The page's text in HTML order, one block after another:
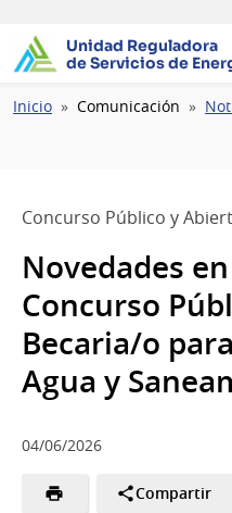
Unidad Reguladora
de Servicios de
Ruta
Inicio Comunicación
Concurso Público y
Novedades
Concurso
Becaria/o
Agua y
04/06/2026
Compartir